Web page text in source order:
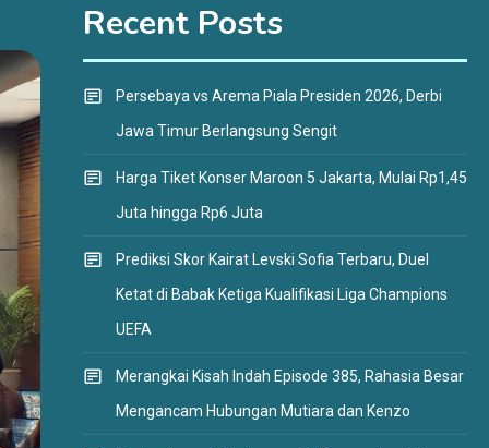
Recent Posts
Persebaya vs Arema Piala Presiden 2026, Derbi
Jawa Timur Berlangsung Sengit
Harga Tiket Konser Maroon 5 Jakarta, Mulai Rp1,45
Juta hingga Rp6 Juta
Prediksi Skor Kairat Levski Sofia Terbaru, Duel
Ketat di Babak Ketiga Kualifikasi Liga Champions
UEFA
Merangkai Kisah Indah Episode 385, Rahasia Besar
Mengancam Hubungan Mutiara dan Kenzo